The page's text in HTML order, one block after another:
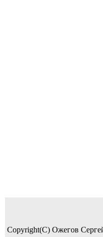
Copyright(C) Ожегов